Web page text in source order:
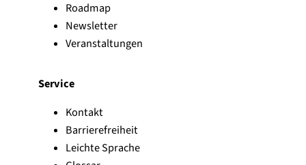
Roadmap
Newsletter
Veranstaltungen
Service
Kontakt
Barrierefreiheit
Leichte Sprache